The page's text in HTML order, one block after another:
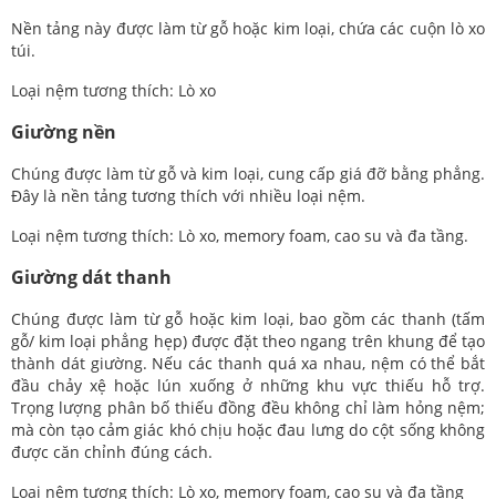
Nền tảng này được làm từ gỗ hoặc kim loại, chứa các cuộn lò xo
túi.
Loại nệm tương thích: Lò xo
Giường nền
Chúng được làm từ gỗ và kim loại, cung cấp giá đỡ bằng phẳng.
Đây là nền tảng tương thích với nhiều loại nệm.
Loại nệm tương thích: Lò xo, memory foam, cao su và đa tầng.
Giường dát thanh
Chúng được làm từ gỗ hoặc kim loại, bao gồm các thanh (tấm
gỗ/ kim loại phẳng hẹp) được đặt theo ngang trên khung để tạo
thành dát giường. Nếu các thanh quá xa nhau, nệm có thể bắt
đầu chảy xệ hoặc lún xuống ở những khu vực thiếu hỗ trợ.
Trọng lượng phân bố thiếu đồng đều không chỉ làm hỏng nệm;
mà còn tạo cảm giác khó chịu hoặc đau lưng do cột sống không
được căn chỉnh đúng cách.
Loại nệm tương thích: Lò xo, memory foam, cao su và đa tầng